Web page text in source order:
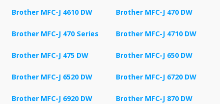
Brother MFC-J 4610 DW Brother MFC-J 470 DW
Brother MFC-J 470 Series Brother MFC-J 4710 DW
Brother MFC-J 475 DW Brother MFC-J 650 DW
Brother MFC-J 6520 DW Brother MFC-J 6720 DW
Brother MFC-J 6920 DW Brother MFC-J 870 DW